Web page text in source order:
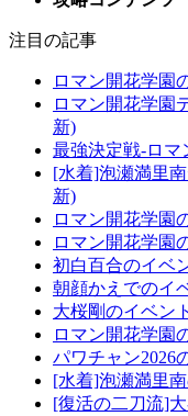
注目の記事
ロマン開花学園
ロマン開花学園
新)
最強決定戦-ロマ
[水着]泡瀬満里
新)
ロマン開花学園
ロマン開花学園
初白百合のイベ
朝顔かえでのイ
大桜剛のイベン
ロマン開花学園
パワチャン2026
[水着]泡瀬満里
[復活の二刀流]